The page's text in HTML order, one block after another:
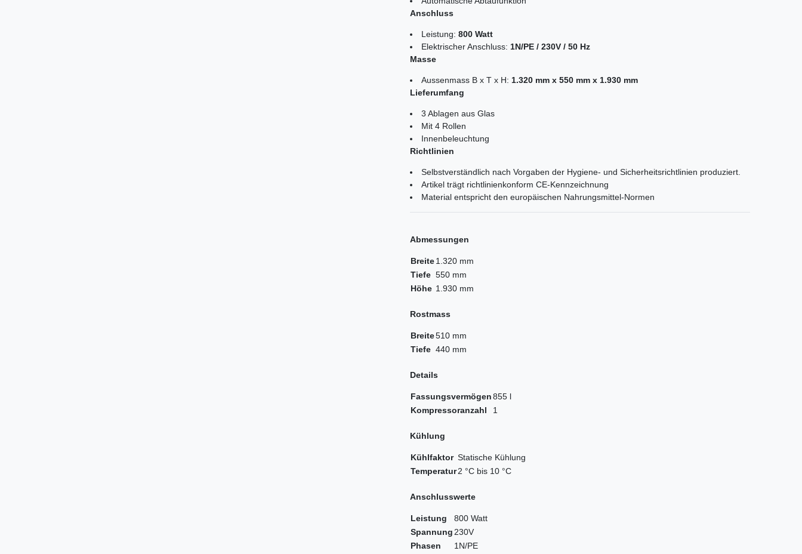
Anschluss
Leistung: 800 Watt
Elektrischer Anschluss: 1N/PE / 230V / 50 Hz
Masse
Aussenmass B x T x H: 1.320 mm x 550 mm x 1.930 mm
Lieferumfang
3 Ablagen aus Glas
Mit 4 Rollen
Innenbeleuchtung
Richtlinien
Selbstverständlich nach Vorgaben der Hygiene- und Sicherheitsrichtlinien produziert.
Artikel trägt richtlinienkonform CE-Kennzeichnung
Material entspricht den europäischen Nahrungsmittel-Normen
Abmessungen
Breite1.320 mm
Tiefe 550 mm
Höhe 1.930 mm
Rostmass
Breite510 mm
Tiefe 440 mm
Details
Fassungsvermögen855 l
Kompressoranzahl
1
Kühlung
Kühlfaktor Statische Kühlung
Temperatur2 °C bis 10 °C
Anschlusswerte
Leistung
800 Watt
Spannung230V
Phasen
1N/PE